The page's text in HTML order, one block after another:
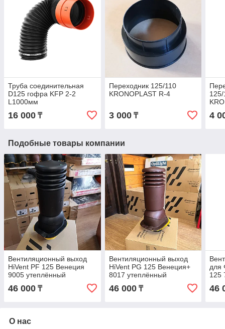
Труба соединительная
D125 гофра KFP 2-2
L1000мм
16 000 ₸
Переходник 125/110
KRONOPLAST R-4
3 000₸ 4
Подобные товары компании
Вентиляционный выход
HiVent PF 125 Венеция
9005 утеплённый
46 000 ₸
Вентиляционный выход
HiVent PG 125 Венеция+
8017 утеплённый
46 000₸
для
125
46
О нас